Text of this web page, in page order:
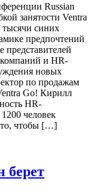
Russian
занятости Ventra
тысячи синих
предпочтений
компаний и HR-
новых
по продажам
Go! Кирилл
HR-
человек
то, чтобы […]
берет